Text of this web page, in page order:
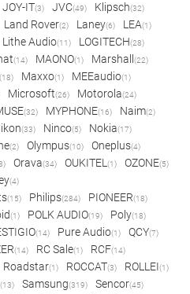
JOY-IT(3) JVC(49) Klipsch(32)
Land Rover(2) Laney(6) LEA(1)
Lithe Audio(11) LOGITECH(28)
(14) MAONO(1) Marshall (22)
(18) Maxxo(1) MEEaudio(1)
Microsoft(26) Motorola(24)
(32) MYPHONE(16) Naim(2)
(33) Ninco(5) Nokia(17)
(2) Olympus(10) Oneplus(4)
Orava(34) OUKITEL (1) OZONE(5)
(4)
(15) Philips(284) PIONEER(18)
(1) POLK AUDIO(19) Poly(18)
(14) Pure Audio(1) QCY(7)
(14) RC Sale(1) RCF(14)
Roadstar(1) ROCCAT(3) ROLLEI(1)
(13) Samsung(319) Sencor(45)